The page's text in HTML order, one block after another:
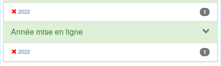
2022 1
Année mise en ligne
2022 1